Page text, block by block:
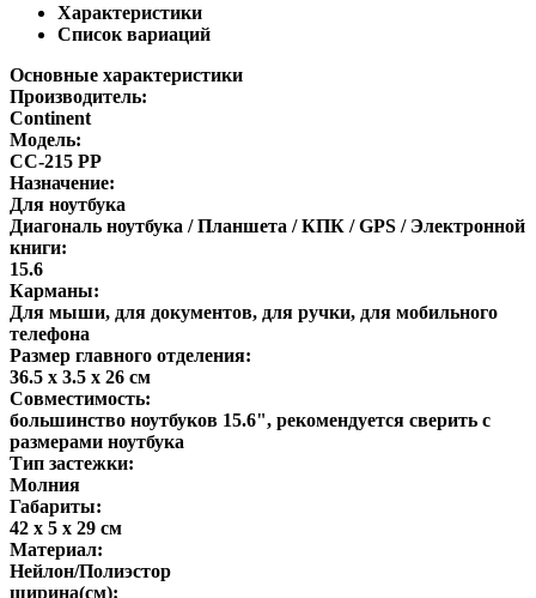
Характеристики
Список вариаций
Основные характеристики
Производитель:
Continent
Модель:
CC-215 PP
Назначение:
Для ноутбука
Диагональ ноутбука / Планшета / КПК / GPS / Электронной
книги:
15.6
Карманы:
Для мыши, для документов, для ручки, для мобильного
телефона
Размер главного отделения:
36.5 x 3.5 x 26 см
Совместимость:
большинство ноутбуков 15.6", рекомендуется сверить с
размерами ноутбука
Тип застежки:
Молния
Габариты:
42 x 5 x 29 см
Материал:
Нейлон/Полиэстор
ширина(см):